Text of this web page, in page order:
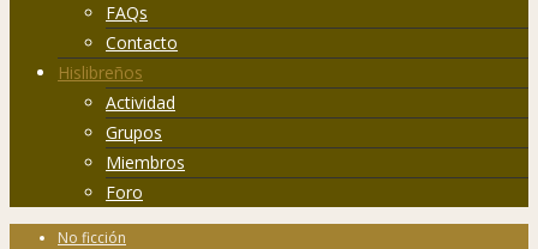
FAQs
Contacto
Hislibreños
Actividad
Grupos
Miembros
Foro
No ficción